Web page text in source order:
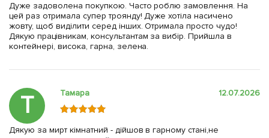
Дуже задоволена покупкою. Часто роблю замовлення. На
цей раз отримала супер троянду! Дуже хотіла насичено
жовту, щоб виділити серед інших. Отримала просто чудо!
Дякую працівникам, консультантам за вибір. Прийшла в
контейнері, висока, гарна, зелена.
Т Тамара 12.07.2026
Дякую за мирт кімнатний - дійшов в гарному стані,не